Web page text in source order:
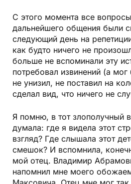
С этого момента все
дальнейшего общения были
следующий день на
как будто ничего не
больше не вспоминали эту
потребовал извинений (а
не унизил, не поставил на
сделал вид, что ничего не
Я помню, в тот злополучный
думала: где я видела этот
взгляд? Где слышала этот
смешок? И вспомнила,
мой отец. Владимир
напомнил мне моего